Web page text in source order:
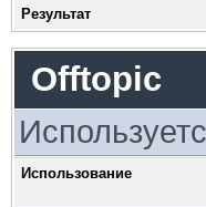
Результат
Offtopic
Использование